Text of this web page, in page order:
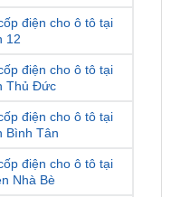
điện cho ô tô tại
12
điện cho ô tô tại
Thủ Đức
điện cho ô tô tại
Bình Tân
điện cho ô tô tại
Nhà Bè